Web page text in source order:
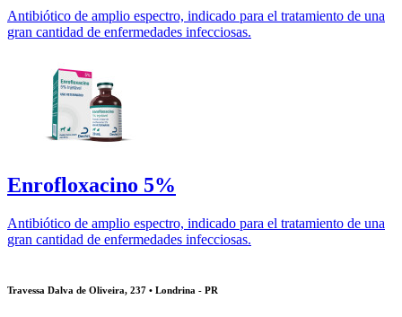
Antibiótico de amplio espectro, indicado para el tratamiento de una
gran cantidad de enfermedades infecciosas.
Enrofloxacino 5%
Antibiótico de amplio espectro, indicado para el tratamiento de una
gran cantidad de enfermedades infecciosas.
Travessa Dalva de Oliveira, 237 • Londrina - PR